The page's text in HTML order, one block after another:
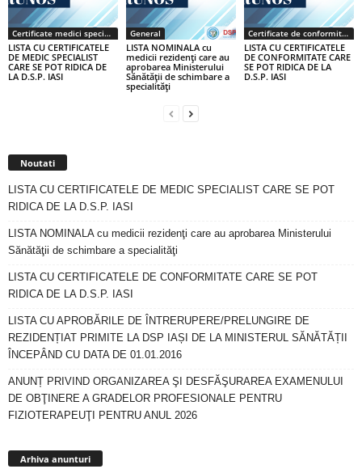
Certificate medici specialiști / primari
LISTA CU CERTIFICATELE
DE MEDIC SPECIALIST
CARE SE POT RIDICA DE
LA D.S.P. IASI
General
LISTA NOMINALA cu
medicii rezidenţi care au
aprobarea Ministerului
Sănătăţii de schimbare a
specialităţi
Certificate de conformitate
LISTA CU CERTIFICATELE
DE CONFORMITATE CARE
SE POT RIDICA DE LA
D.S.P. IASI
Noutati
LISTA CU CERTIFICATELE DE MEDIC SPECIALIST CARE SE POT
RIDICA DE LA D.S.P. IASI
LISTA NOMINALA cu medicii rezidenţi care au aprobarea Ministerului
Sănătăţii de schimbare a specialităţi
LISTA CU CERTIFICATELE DE CONFORMITATE CARE SE POT
RIDICA DE LA D.S.P. IASI
LISTA CU APROBĂRILE DE ÎNTRERUPERE/PRELUNGIRE DE
REZIDENȚIAT PRIMITE LA DSP IAȘI DE LA MINISTERUL SĂNĂTĂȚII
ÎNCEPÂND CU DATA DE 01.01.2016
ANUNȚ PRIVIND ORGANIZAREA ŞI DESFĂŞURAREA EXAMENULUI
DE OBŢINERE A GRADELOR PROFESIONALE PENTRU
FIZIOTERAPEUŢI PENTRU ANUL 2026
Arhiva anunturi